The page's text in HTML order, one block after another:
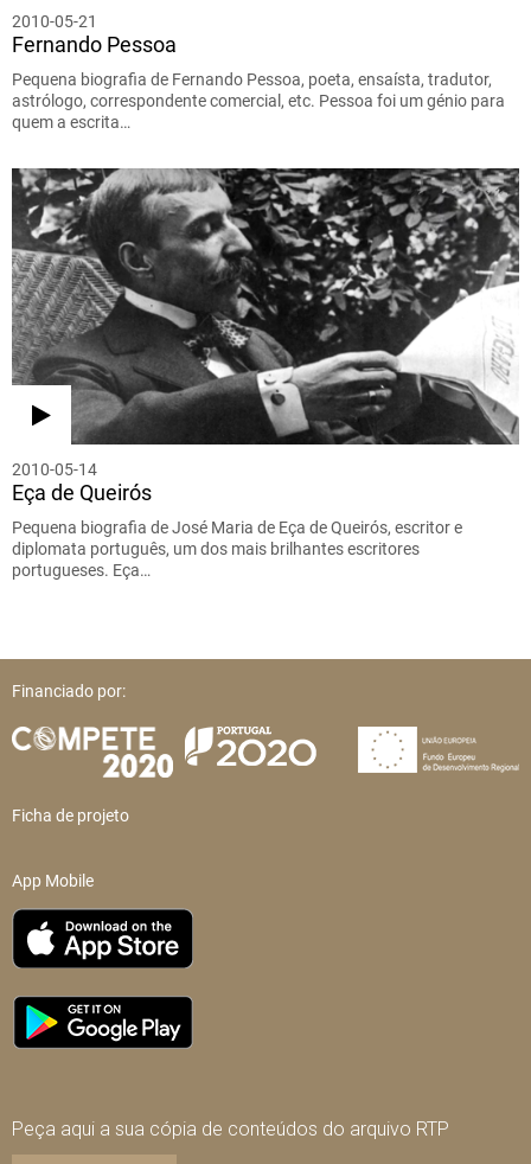
2010-05-21
Fernando Pessoa
Pequena biografia de Fernando Pessoa, poeta, ensaísta, tradutor,
astrólogo, correspondente comercial, etc. Pessoa foi um génio para
quem a escrita…
2010-05-14
Eça de Queirós
Pequena biografia de José Maria de Eça de Queirós, escritor e
diplomata português, um dos mais brilhantes escritores
portugueses. Eça…
Financiado por:
Ficha de projeto
App Mobile
Peça aqui a sua cópia de conteúdos do arquivo RTP